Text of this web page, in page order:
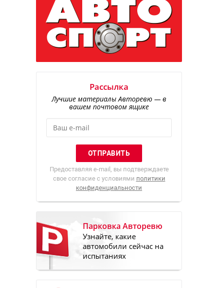
Рассылка
Лучшие материалы Авторевю — в
вашем почтовом ящике
Предоставляя e-mail, вы подтверждаете
свое согласие с условиями политики
конфиденциальности
Парковка Авторевю
Узнайте, какие
автомобили сейчас на
испытаниях